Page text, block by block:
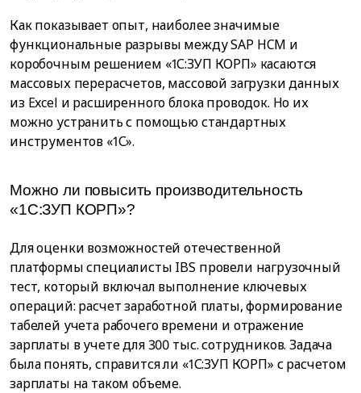
Как показывает опыт, наиболее значимые
функциональные разрывы между SAP HCM и
коробочным решением «1С:ЗУП КОРП» касаются
массовых перерасчетов, массовой загрузки данных
из Excel и расширенного блока проводок. Но их
можно устранить с помощью стандартных
инструментов «1С».
Можно ли повысить производительность
«1С:ЗУП КОРП»?
Для оценки возможностей отечественной
платформы специалисты IBS провели нагрузочный
тест, который включал выполнение ключевых
операций: расчет заработной платы, формирование
табелей учета рабочего времени и отражение
зарплаты в учете для 300 тыс. сотрудников. Задача
была понять, справится ли «1С:ЗУП КОРП» с расчетом
зарплаты на таком объеме.